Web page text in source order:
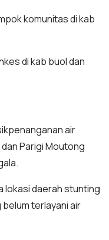
komunitas di kab
di kab buol dan
air
Parigi Moutong
lokasi daerah stunting
terlayani air